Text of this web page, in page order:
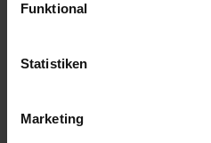
Funktional
Statistiken
Marketing